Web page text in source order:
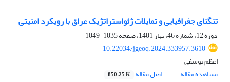
تنگنای جغرافیایی و تمایلات ژئواستراتژیک عراق با رویکرد امنیتی
دوره 12، شماره 46، بهار 1401، صفحه
1035-1049
10.22034/jgeoq.2024.333957.3610
اعظم یوسفی
مشاهده مقاله
اصل مقاله 850.25 K